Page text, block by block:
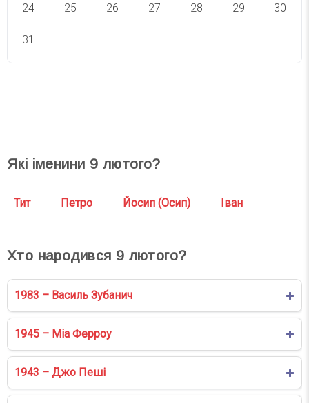
24 25 26 27 28 29 30
31
Які іменини 9 лютого?
Тит Петро Йосип (Осип) Іван
Хто народився 9 лютого?
1983 – Василь Зубанич
1945 – Міа Ферроу
1943 – Джо Пеші